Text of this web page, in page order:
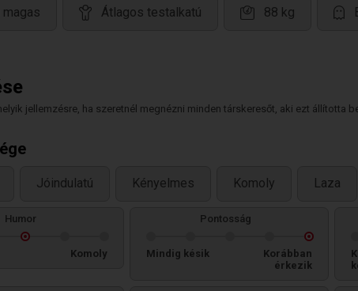
magas Átlagos testalkatú 88 kg
jellemzésre, ha szeretnél megnézni minden társkeresőt, aki ezt állította
Jóindulatú Kényelmes Komoly Laza
Humor
Komoly
Pontosság
Mindig késik
Korábban
érkezik